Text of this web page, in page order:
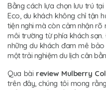
Bằng cách lựa chọn lưu trú
Eco, du khách không chỉ tận
tiện nghi mà còn cảm nhận
môi trường từ phía khách
những du khách đam mê
một trải nghiệm du lịch cân
Qua bài review Mulberry
trên đây, chúng tôi mong